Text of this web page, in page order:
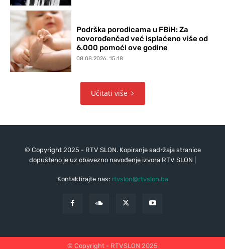
Podrška porodicama u FBiH: Za
novorođenčad već isplaćeno više od
6.000 pomoći ove godine
08.08.2026. 15:18
Učitati više
© Copyright 2025 - RTV SLON. Kopiranje sadržaja stranice
dopušteno je uz obavezno navođenje izvora RTV SLON |
Kontaktirajte nas: rtvslon@rtvslon.ba
© Copyright - RTVSLON 2025